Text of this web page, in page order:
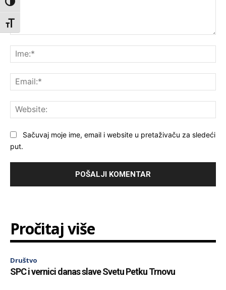
Toggle High Contrast
Toggle Font size
Sačuvaj moje ime, email i website u pretaživaču za sledeći
put.
Pročitaj više
Društvo
SPC i vernici danas slave Svetu Petku Trnovu